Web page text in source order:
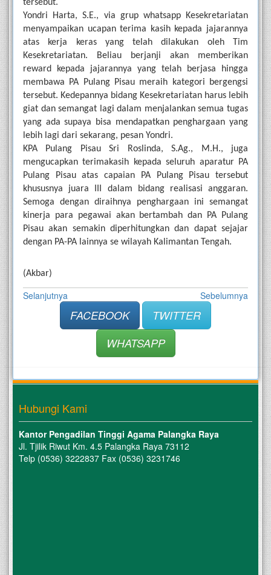
tersebut.
Yondri Harta, S.E., via grup whatsapp Kesekretariatan
menyampaikan ucapan terima kasih kepada jajarannya
atas kerja keras yang telah dilakukan oleh Tim
Kesekretariatan. Beliau berjanji akan memberikan
reward
kepada jajarannya yang telah berjasa hingga
membawa PA Pulang Pisau meraih kategori bergengsi
tersebut. Kedepannya bidang Kesekretariatan harus lebih
giat dan semangat lagi dalam menjalankan semua tugas
yang ada supaya bisa mendapatkan penghargaan yang
lebih lagi dari sekarang, pesan Yondri.
KPA Pulang Pisau Sri Roslinda, S.Ag., M.H., juga
mengucapkan terimakasih kepada seluruh aparatur PA
Pulang Pisau atas capaian PA Pulang Pisau tersebut
khususnya juara III dalam bidang realisasi anggaran.
Semoga dengan diraihnya penghargaan ini semangat
kinerja para pegawai akan bertambah dan PA Pulang
Pisau akan semakin diperhitungkan dan dapat sejajar
dengan PA-PA lainnya se wilayah Kalimantan Tengah.
(Akbar)
Selanjutnya Sebelumnya
FACEBOOK
TWITTER
WHATSAPP
Hubungi Kami
Kantor Pengadilan Tinggi Agama Palangka Raya
Jl. Tjilik Riwut Km. 4.5 Palangka Raya 73112
Telp (0536) 3222837 Fax (0536) 3231746